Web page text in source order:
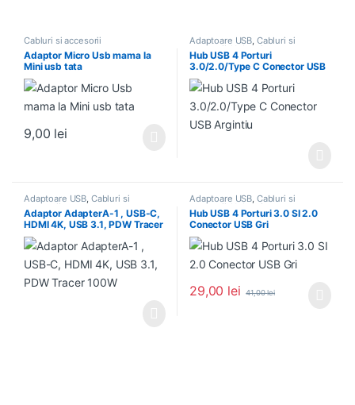
Cabluri si accesorii
Adaptor Micro Usb mama la
Mini usb tata
9,00 lei
Adaptoare USB, Cabluri si
accesorii, Hub-uri
Hub USB 4 Porturi
3.0/2.0/Type C Conector USB
Argintiu
Adaptoare USB, Cabluri si
accesorii
Adaptor AdapterA-1 , USB-C,
HDMI 4K, USB 3.1, PDW Tracer
100W
Adaptoare USB, Cabluri si
accesorii, Hub-uri
Hub USB 4 Porturi 3.0 SI 2.0
Conector USB Gri
29,00 lei 41,00lei